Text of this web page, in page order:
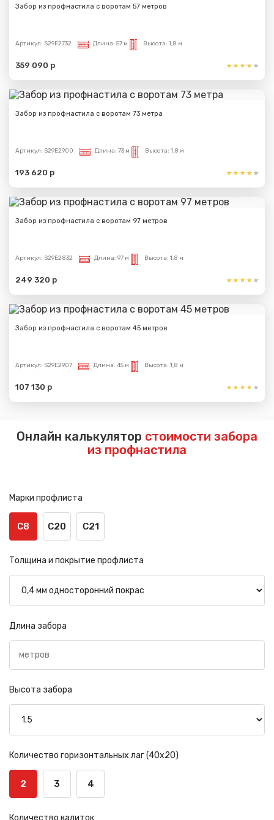
Забор из профнастила с воротам 57 метров
Артикул: S29E2732 Длина: 57 м Высота: 1,8 м
359 090 р
Забор из профнастила с воротам 73 метра
Артикул: S29E2900 Длина: 73 м Высота: 1,8 м
193 620 р
Забор из профнастила с воротам 97 метров
Артикул: S29E2832 Длина: 97 м Высота: 1,8 м
249 320 р
Забор из профнастила с воротам 45 метров
Артикул: S29E2907 Длина: 45 м Высота: 1,8 м
107 130 р
Онлайн калькулятор стоимости забора
из профнастила
Марки профлиста
С8 С20 С21
Толщина и покрытие профлиста
Длина забора
Высота забора
Количество горизонтальных лаг (40х20)
2 3 4
Количество калиток